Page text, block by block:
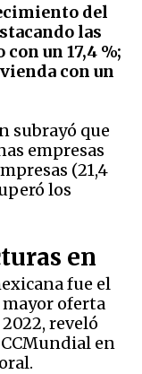
del
las
un 17,4 %;
con un
subrayó que
empresas
(21,4
los
en
fue el
oferta
reveló
en